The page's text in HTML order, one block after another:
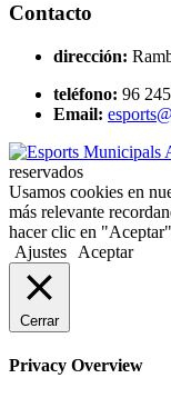
Contacto
dirección:
teléfono: 96
Email:
reservados
Usamos cookies en
más relevante
hacer clic en
Ajustes
Aceptar
Cerrar
Privacy Overview